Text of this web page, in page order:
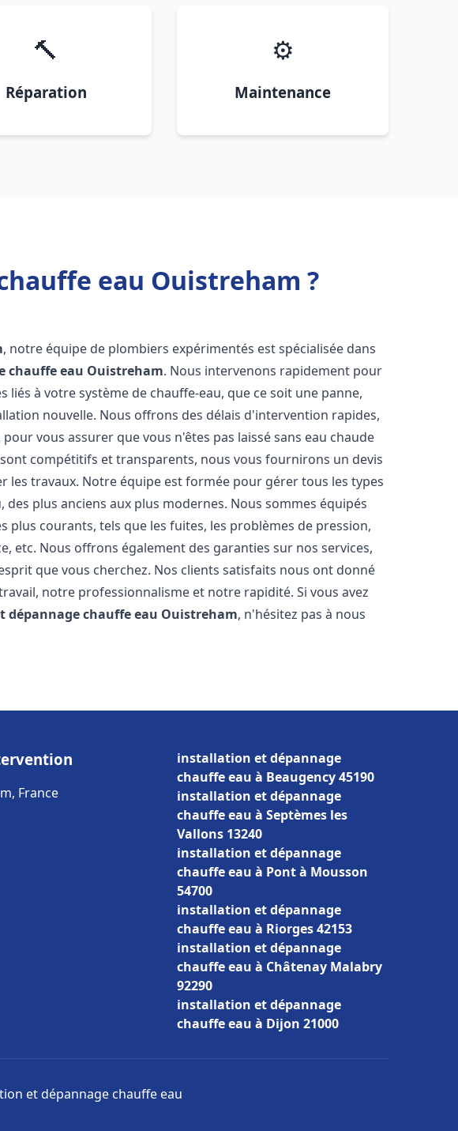
🔨
Réparation
⚙️
Maintenance
eau Ouistreham ?
, notre équipe de plombiers expérimentés est spécialisée dans
chauffe eau Ouistreham. Nous intervenons rapidement pour
liés à votre système de chauffe-eau, que ce soit une panne,
nouvelle. Nous offrons des délais d'intervention rapides,
vous assurer que vous n'êtes pas laissé sans eau chaude
compétitifs et transparents, nous vous fournirons un devis
les travaux. Notre équipe est formée pour gérer tous les types
des plus anciens aux plus modernes. Nous sommes équipés
plus courants, tels que les fuites, les problèmes de pression,
etc. Nous offrons également des garanties sur nos services,
que vous cherchez. Nos clients satisfaits nous ont donné
notre professionnalisme et notre rapidité. Si vous avez
chauffe eau Ouistreham, n'hésitez pas à nous
France
installation et dépannage
chauffe eau à Beaugency 45190
installation et dépannage
chauffe eau à Septèmes les
Vallons 13240
installation et dépannage
chauffe eau à Pont à Mousson
54700
installation et dépannage
chauffe eau à Riorges 42153
installation et dépannage
chauffe eau à Châtenay Malabry
92290
installation et dépannage
chauffe eau à Dijon 21000
et dépannage chauffe eau